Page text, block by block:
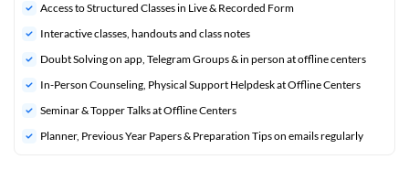
Access to Structured Classes in Live & Recorded Form
Interactive classes, handouts and class notes
Doubt Solving on app, Telegram Groups & in person at offline centers
In-Person Counseling, Physical Support Helpdesk at Offline Centers
Seminar & Topper Talks at Offline Centers
⁠Planner, Previous Year Papers & Preparation Tips on emails regularly